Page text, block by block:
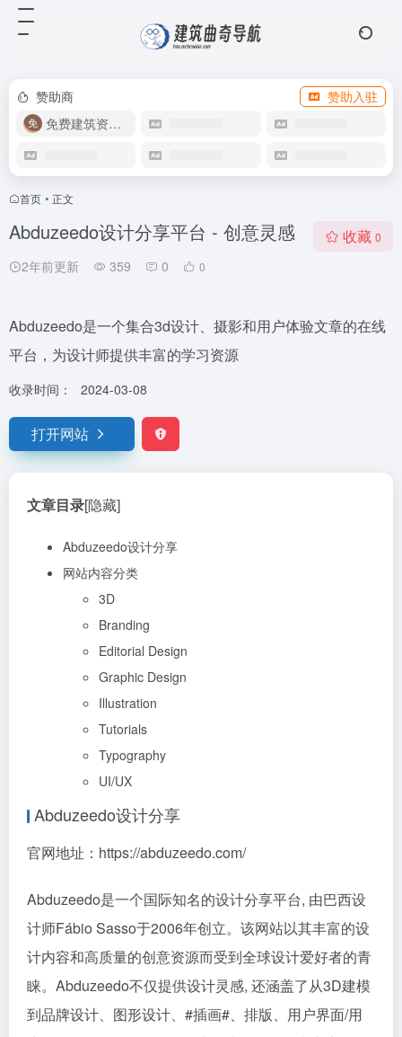
赞助商
赞助入驻
免费建筑资源库
首页 • 正文
Abduzeedo设计分享平台 - 创意灵感
2年前更新 359 0 0
收藏 0
Abduzeedo是一个集合3d设计、摄影和用户体验文章的在线
平台，为设计师提供丰富的学习资源
收录时间： 2024-03-08
打开网站
文章目录[隐藏]
Abduzeedo设计分享
网站内容分类
3D
Branding
Editorial Design
Graphic Design
Illustration
Tutorials
Typography
UI/UX
Abduzeedo设计分享
官网地址：https://abduzeedo.com/
Abduzeedo是一个国际知名的设计分享平台, 由巴西设
计师Fábio Sasso于2006年创立。该网站以其丰富的设
计内容和高质量的创意资源而受到全球设计爱好者的青
睐。Abduzeedo不仅提供设计灵感, 还涵盖了从3D建模
到品牌设计、图形设计、 #插画#、排版、用户界面/用